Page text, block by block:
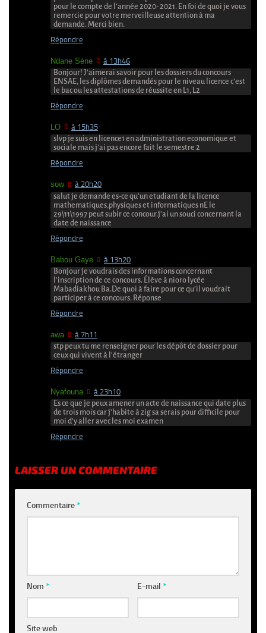
pour le compte de l’année 2020- 2021. En foi de quoi je vous
remercie pour votre merveilleuse attention à ma
demande. Merci bien.
Répondre
Ndane Sène à 13h46
Bonjour! J’aimerai savoir pour les dossiers du concours
ENSAE, les diplômes demandés pour le niveau licence c’est
le bac ou les attestations de réussite en L1, L2
Répondre
LO à 15h35
slvp je suis en licence1 en administration economique et
sociale mais j’ai pas encore fait le semestre 2
Répondre
sow à 20h20
salut je demande es-ce qu’un etudiant de la licence
mathematiques,physiques et informatiques nE le
29\11\1997 peut subir ce concour.j’ai un souci concernant la
date de naissance
Répondre
Babou Gaye à 13h20
Bonjour je voudrais des informations concernant
l’inscription de ce concours. Élève à nioro lycée
Mabadiakhou Ba.De quoi à faire pour ce qu’il voudrait
participer à ce concours. Réponse
Répondre
awa à 7h11
stp peux tu me renseigner pour les dépôt de dossier pour
ceux qui vivent à l’étranger
Répondre
Nyafouna à 23h10
Es ce que je peux amener un acte de naissance qui date plus
de trois mois car j’habite à zig sa serais pour difficile pour
moi d’y aller avec les moi examen
Répondre
LAISSER UN COMMENTAIRE
Commentaire*
Nom * E-mail*
Site web